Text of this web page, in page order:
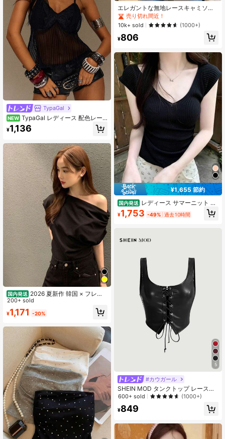
TypaGal
NEW TypaGal レディース 配色レー
ス ファッション セクシー キャミソ
ール
¥1,136
国内発送 2026 夏新作 韓国 × フレン
チテイスト 変形片肩デザイン無地プ
ルオーバー半袖 T シャツ レディース
ゆったりシルエット 夏トップス
200+ sold
¥1,171 -20%
エレガントな無地レースキャミソー
ル カジュアル ブラック 夏、デート
ナイト
売り切れ間近！
#2 ベストセラー
売り切れ間近！
#2 ベストセラー
売り切れ間近！
#2 ベストセラー
に エレガント ノースリーブキャミソール
売り切れ間近！
10k+ sold (1000+)
¥806
¥1,655 節約
国内発送 レディース サマーニット リ
ブニット トップス カットソー 半袖
フレンチスリーブ キャップスリーブ
性 ストレッチ 着痩せ 華奢見え 小顔
効果 二の腕カバー 骨格ウェーブ 骨
ジュアル 大人可愛い 大人上品 フェ
ミニン オフィスカジュアル デート
デイリー 着回し インナー 重ね着 レ
イヤード プルオーバー 無地 柔らか
い 肌触り抜群 ブラック 黒 春 夏 秋
¥1,753 -49% 過去10時間
5
#カウガール
SHEIN MOD タンクトップ レースア
ップ クロスデザイン レザー調 Pu 製
600+ sold (1000+)
¥849